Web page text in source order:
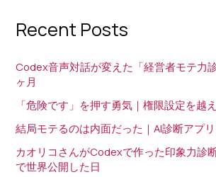
「魅
力」
で
外
と
発
信
ん
公
イ
ン
タ
ビ
Recent Posts
Codex音声対話が変えた「経営者モテ力
ヶ月
「危険です」を押す勇気｜権限設定を越
結局モテるのは内面だった｜AI診断アプ
カオリコさんがCodexで作った印象力診
で世界公開した日